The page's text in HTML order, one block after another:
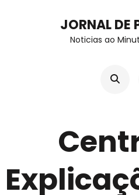
JORNAL DE
Noticias ao